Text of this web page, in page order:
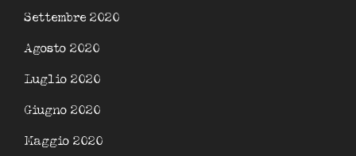
Settembre 2020
Agosto 2020
Luglio 2020
Giugno 2020
Maggio 2020